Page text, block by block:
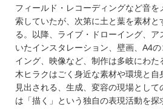
フィールド・レコーディングなど音
索していたが、次第に土と葉を素材と
る。以降、ライブ・ドローイング、ア
いたインスタレーション、壁画、A4
イング、映像など、制作は多岐にわ
木ヒラクはごく身近な素材や環境と自
見出される、生成、変容の現場として
は「描く」という独自の表現活動を探